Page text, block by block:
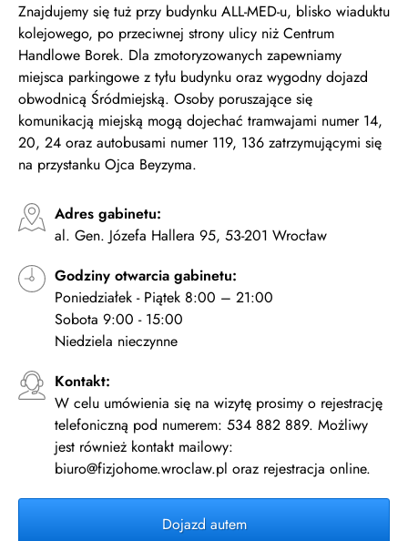
Znajdujemy się tuż przy budynku ALL-MED-u, blisko wiaduktu
kolejowego, po przeciwnej strony ulicy niż Centrum
Handlowe Borek. Dla zmotoryzowanych zapewniamy
miejsca parkingowe z tyłu budynku oraz wygodny dojazd
obwodnicą Śródmiejską. Osoby poruszające się
komunikacją miejską mogą dojechać tramwajami numer 14,
20, 24 oraz autobusami numer 119, 136 zatrzymującymi się
na przystanku Ojca Beyzyma.
Adres gabinetu:
al. Gen. Józefa Hallera 95, 53-201 Wrocław
Godziny otwarcia gabinetu:
Poniedziałek - Piątek 8:00 – 21:00
Sobota 9:00 - 15:00
Niedziela nieczynne
Kontakt:
W celu umówienia się na wizytę prosimy o rejestrację
telefoniczną pod numerem: 534 882 889. Możliwy
jest również kontakt mailowy:
biuro@fizjohome.wroclaw.pl oraz rejestracja online.
Dojazd autem